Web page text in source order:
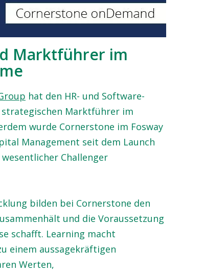
Marktführer im
hat den HR- und Software-
Marktführer im
wurde Cornerstone im Fosway
Management seit dem Launch
Challenger
bilden bei Cornerstone den
und die Voraussetzung
schafft. Learning macht
einem aussagekräftigen
Werten,